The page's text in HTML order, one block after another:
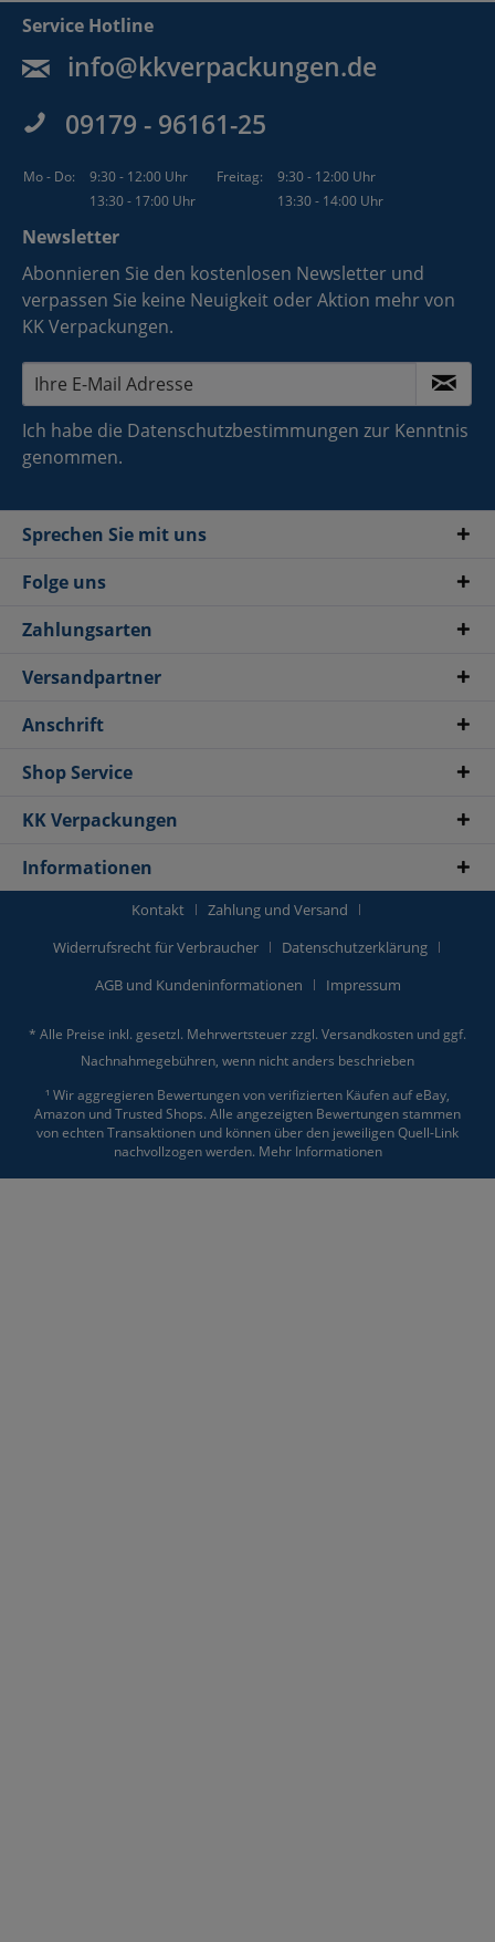
Service Hotline
info@kkverpackungen.de
09179 - 96161-25
Mo - Do: 9:30 - 12:00 Uhr Freitag:
9:30 - 12:00 Uhr
13:30 - 17:00 Uhr
13:30 - 14:00 Uhr
Newsletter
Abonnieren Sie den kostenlosen Newsletter und
verpassen Sie keine Neuigkeit oder Aktion mehr von
KK Verpackungen.
Ich habe die Datenschutzbestimmungen zur Kenntnis
genommen.
Sprechen Sie mit uns
Folge uns
Zahlungsarten
Versandpartner
Anschrift
Shop Service
KK Verpackungen
Informationen
Kontakt
Zahlung und Versand
Widerrufsrecht für Verbraucher
Datenschutzerklärung
AGB und Kundeninformationen
Impressum
* Alle Preise inkl. gesetzl. Mehrwertsteuer zzgl. Versandkosten und ggf.
Nachnahmegebühren, wenn nicht anders beschrieben
¹ Wir aggregieren Bewertungen von verifizierten Käufen auf eBay,
Amazon und Trusted Shops. Alle angezeigten Bewertungen stammen
von echten Transaktionen und können über den jeweiligen Quell-Link
nachvollzogen werden. Mehr Informationen